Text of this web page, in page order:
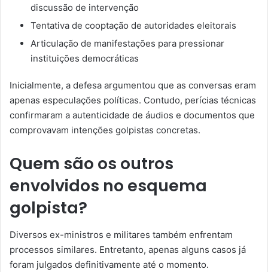
discussão de intervenção
Tentativa de cooptação de autoridades eleitorais
Articulação de manifestações para pressionar
instituições democráticas
Inicialmente, a defesa argumentou que as conversas eram
apenas especulações políticas. Contudo, perícias técnicas
confirmaram a autenticidade de áudios e documentos que
comprovavam intenções golpistas concretas.
Quem são os outros
envolvidos no esquema
golpista?
Diversos ex-ministros e militares também enfrentam
processos similares. Entretanto, apenas alguns casos já
foram julgados definitivamente até o momento.